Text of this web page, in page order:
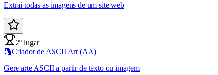
Extrai todas as imagens de um site web
2º lugar
🔡Criador de ASCII Art (AA)
Gere arte ASCII a partir de texto ou imagem